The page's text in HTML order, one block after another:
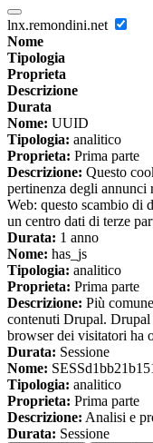
lnx.remondini.net
Nome
Tipologia
Proprieta
Descrizione
Durata
Nome: UUID
Tipologia: analitico
Proprieta: Prima parte
Descrizione: Questo
pertinenza degli
Web: questo scambio di
un centro dati di terze
Durata: 1 anno
Nome: has_js
Tipologia: analitico
Proprieta: Prima parte
Descrizione: Più
contenuti Drupal.
browser dei visitatori ha
Durata: Sessione
Nome:
Tipologia: analitico
Proprieta: Prima parte
Descrizione: Analisi e
Durata: Sessione